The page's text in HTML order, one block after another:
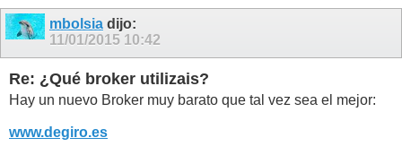
mbolsia dijo:
11/01/2015 10:42
Re: ¿Qué broker utilizais?
Hay un nuevo Broker muy barato que tal vez sea el mejor:
www.degiro.es